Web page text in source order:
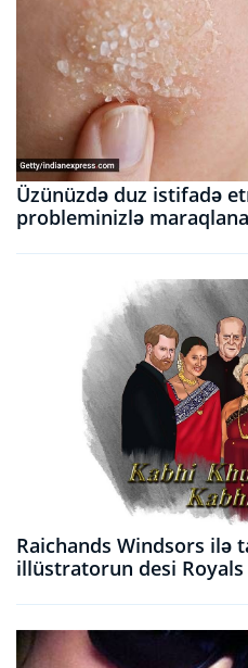
Üzünüzdə duz istifadə
probleminizlə
Raichands Windsors ilə
illüstratorun desi Royals -